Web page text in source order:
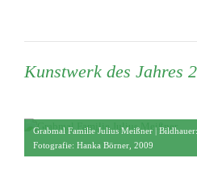
Kunstwerk des Jahres
Grabmal Familie Julius Meißner |
Fotografie: Hanka Börner, 2009